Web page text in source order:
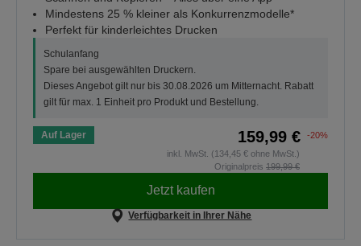
Mindestens 25 % kleiner als Konkurrenzmodelle*
Perfekt für kinderleichtes Drucken
Schulanfang
Spare bei ausgewählten Druckern.
Dieses Angebot gilt nur bis 30.08.2026 um Mitternacht. Rabatt
gilt für max. 1 Einheit pro Produkt und Bestellung.
Auf Lager 159,99 €
-20%
inkl. MwSt. (134,45 € ohne MwSt.)
Originalpreis 199,99 €
Jetzt kaufen
Verfügbarkeit in Ihrer Nähe